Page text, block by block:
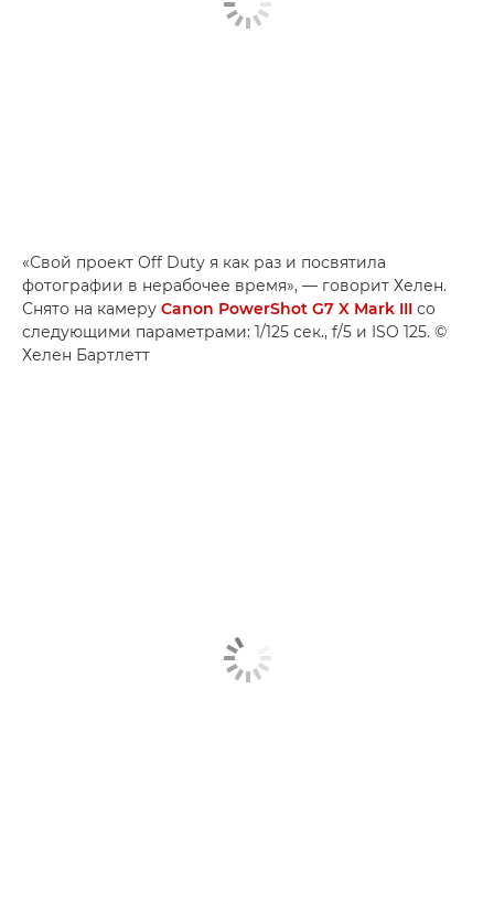
«Свой проект Off Duty я как раз и посвятила
фотографии в нерабочее время», — говорит Хелен.
Снято на камеру Canon PowerShot G7 X Mark III со
следующими параметрами: 1/125 сек., f/5 и ISO 125. ©
Хелен Бартлетт